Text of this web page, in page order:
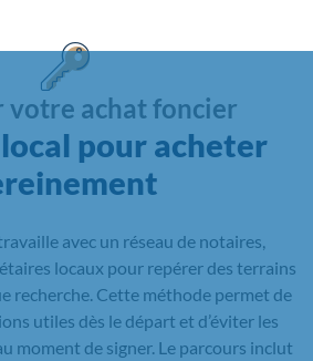
votre achat foncier
pour acheter
avec un réseau de notaires,
locaux pour repérer des terrains
recherche. Cette méthode permet de
utiles dès le départ et d’éviter les
moment de signer. Le parcours inclut